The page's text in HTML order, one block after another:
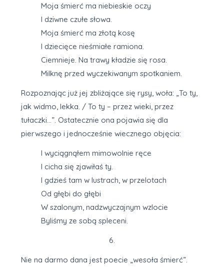
Moja śmierć ma niebieskie oczy
I dziwne czułe słowa.
Moja śmierć ma złotą kosę
I dziecięce nieśmiałe ramiona.
Ciemnieje. Na trawy kładzie się rosa.
Milknę przed wyczekiwanym spotkaniem.
Rozpoznając już jej zbliżające się rysy, woła: „To ty,
jak widmo, lekka. / To ty – przez wieki, przez
tułaczki…”. Ostatecznie ona pojawia się dla
pierwszego i jednocześnie wiecznego objęcia:
I wyciągnąłem mimowolnie ręce
I cicha się zjawiłaś ty.
I gdzieś tam w lustrach, w przelotach
Od głębi do głębi
W szalonym, nadzwyczajnym wzlocie
Byliśmy ze sobą spleceni.
6.
Nie na darmo dana jest poecie „wesoła śmierć”.